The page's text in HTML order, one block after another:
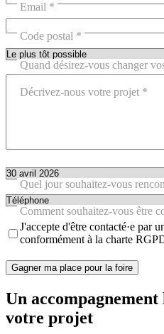
Email
Code postal
Quand désirez-vous changer
Décrivez-nous votre projet
Quel jour souhaitez-vous
Comment souhaitez-vous être
J'accepte d'être contacté·e par
conformément à la charte
Un accompagnement
votre projet